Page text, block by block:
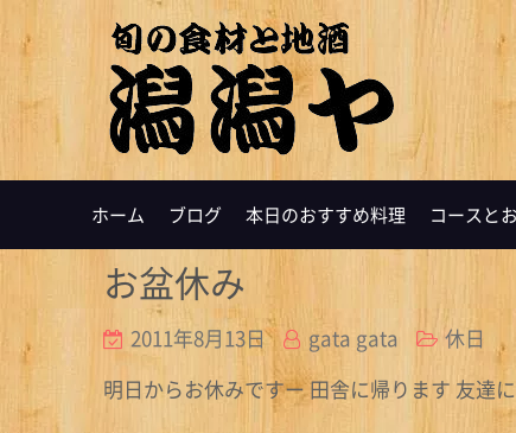
ホーム ブログ 本日のおすすめ料理 コースと
お盆休み
2011年8月13日 gata gata
休日
明日からお休みですー 田舎に帰ります 友